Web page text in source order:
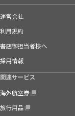
運営会社
利用規約
書店御担当者様へ
採用情報
関連サービス
海外航空券
旅行用品